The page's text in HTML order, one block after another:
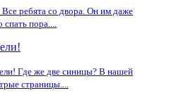
ребята со двора. Он им даже
спать пора....
Где же две синицы? В нашей
страницы....